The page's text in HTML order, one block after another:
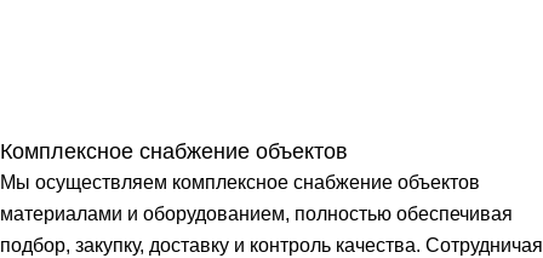
Комплексное снабжение объектов
Мы осуществляем комплексное снабжение объектов
материалами и оборудованием, полностью обеспечивая
подбор, закупку, доставку и контроль качества. Сотрудничая